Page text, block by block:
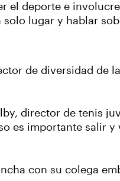
el deporte e
lugar y hablar
de diversidad de
director de tenis
es importante salir y
con su colega